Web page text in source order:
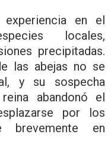
en el
locales,
precipitadas.
las abejas no se
y su sospecha
abandonó el
por los
brevemente en